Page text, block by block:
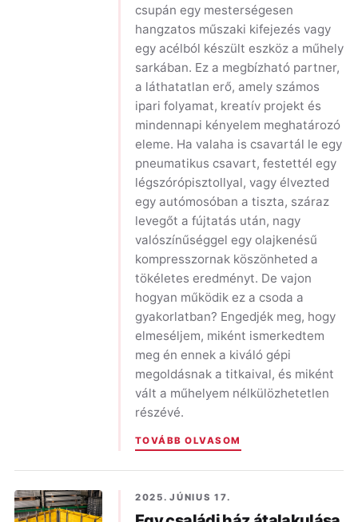
csupán egy mesterségesen
hangzatos műszaki kifejezés vagy
egy acélból készült eszköz a műhely
sarkában. Ez a megbízható partner,
a láthatatlan erő, amely számos
ipari folyamat, kreatív projekt és
mindennapi kényelem meghatározó
eleme. Ha valaha is csavartál le egy
pneumatikus csavart, festettél egy
légszórópisztollyal, vagy élvezted
egy autómosóban a tiszta, száraz
levegőt a fújtatás után, nagy
valószínűséggel egy olajkenésű
kompresszornak köszönheted a
tökéletes eredményt. De vajon
hogyan működik ez a csoda a
gyakorlatban? Engedjék meg, hogy
elmeséljem, miként ismerkedtem
meg én ennek a kiváló gépi
megoldásnak a titkaival, és miként
vált a műhelyem nélkülözhetetlen
részévé.
TOVÁBB OLVASOM
2025. JÚNIUS 17.